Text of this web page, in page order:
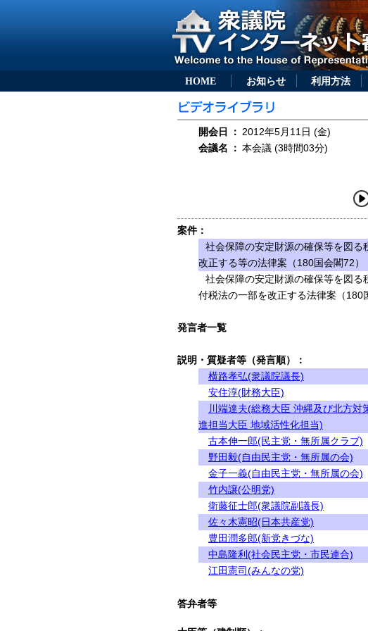
HOME お知らせ 利用方法
開会日 ： 2012年5月11日 (金)
会議名
： 本会議 (3時間03分)
案件：
社会保障の安定財源の確保等を図
改正する等の法律案（180国会閣72）
社会保障の安定財源の確保等を図
付税法の一部を改正する法律案（180
発言者一覧
説明・質疑者等（発言順）：
横路孝弘(衆議院議長)
安住淳(財務大臣)
川端達夫(総務大臣 沖縄及び北方対
進担当大臣 地域活性化担当)
古本伸一郎(民主党・無所属クラブ)
野田毅(自由民主党・無所属の会)
金子一義(自由民主党・無所属の会)
竹内譲(公明党)
衛藤征士郎(衆議院副議長)
佐々木憲昭(日本共産党)
豊田潤多郎(新党きづな)
中島隆利(社会民主党・市民連合)
江田憲司(みんなの党)
答弁者等